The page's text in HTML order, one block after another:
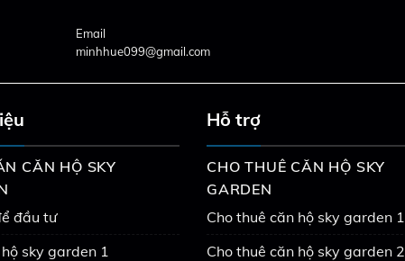
Email
minhhue099@gmail.com
CĂN HỘ SKY
đầu tư
sky garden 1
Hỗ trợ
CHO THUÊ CĂN HỘ SKY
GARDEN
Cho thuê căn hộ sky garden 1
Cho thuê căn hộ sky garden 2